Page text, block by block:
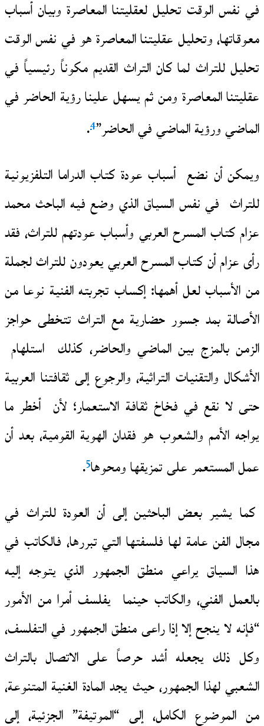
في نفس الوقت تحليل لعقليتنا المعاصرة وبيان أسباب
معوقاتها، وتحليل عقليتنا المعاصرة هو في نفس الوقت
تحليل للتراث لما كان التراث القديم مكوناً رئيسياً في
عقليتنا المعاصرة ومن ثم يسهل علينا رؤية الحاضر في
الماضي ورؤية الماضي في الحاضر”4
.
ويمكن أن نضع أسباب عودة كتاب الدراما التلفزيونية
للتراث في نفس السياق الذي وضع فيه الباحث محمد
عزام كتاب المسرح العربي وأسباب عودتهم للتراث، فقد
رأى عزام أن كتاب المسرح العربي يعودون للتراث لجملة
من الأسباب لعل أهمها: إكساب تجربته الفنية نوعا من
الأصالة بمد جسور حضارية مع التراث تتخطى حواجز
الزمن بالمزج بين الماضي والحاضر، كذلك استلهام
الأشكال والتقنيات التراثية، والرجوع إلى ثقافتنا العربية
حتى لا نقع في فخاخ ثقافة الاستعمار؛ لأن أخطر ما
يواجه الأمم والشعوب هو فقدان الهوية القومية، بعد أن
عمل المستعمر على تمزيقها ومحوها5
.
كما يشير بعض الباحثين إلى أن العودة للتراث في
مجال الفن عامة لها فلسفتها التي تبررها، فالكاتب في
هذا السياق يراعي منطق الجمهور الذي يتوجه إليه
بالعمل الفني، والكاتب حينما يفلسف أمرا من الأمور
“فإنه لا ينجح إلا إذا راعى منطق الجمهور في التفلسف،
وكل ذلك يجعله أشد حرصاً على الاتصال بالتراث
الشعبي لهذا الجمهور، حيث يجد المادة الغنية المتنوعة،
من الموضوع الكامل، إلى “الموتيفة” الجزئية، إلى